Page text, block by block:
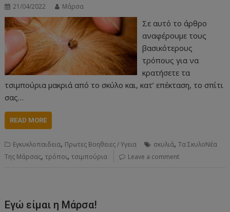
21/04/2022 Μάρσα
Σε αυτό το άρθρο
αναφέρουμε τους
βασικότερους
τρόπους για να
κρατήσετε τα
τσιμπούρια μακριά από το σκύλο και, κατ’ επέκταση, το σπίτι
σας…
READ MORE
Εγκυκλοπαιδεια, Πρωτες Βοηθειες / Υγεια σκυλιά,Τα ΣκυλοΝέα
Της Μάρσας,τρόποι,τσιμπούρια Leave a comment
Εγώ είμαι η Μάρσα!